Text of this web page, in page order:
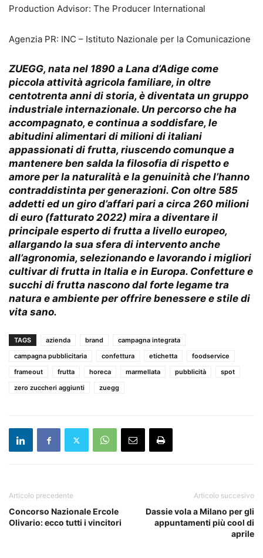
Production Advisor: The Producer International
Agenzia PR: INC – Istituto Nazionale per la Comunicazione
ZUEGG, nata nel 1890 a Lana d’Adige come
piccola attività agricola familiare, in oltre
centotrenta anni di storia, è diventata un gruppo
industriale internazionale. Un percorso che ha
accompagnato, e continua a soddisfare, le
abitudini alimentari di milioni di italiani
appassionati di frutta, riuscendo comunque a
mantenere ben salda la filosofia di rispetto e
amore per la naturalità e la genuinità che l’hanno
contraddistinta per generazioni. Con oltre 585
addetti ed un giro d’affari pari a circa 260 milioni
di euro (fatturato 2022) mira a diventare il
principale esperto di frutta a livello europeo,
allargando la sua sfera di intervento anche
all’agronomia, selezionando e lavorando i migliori
cultivar di frutta in Italia e in Europa. Confetture e
succhi di frutta nascono dal forte legame tra
natura e ambiente per offrire benessere e stile di
vita sano.
TAGS azienda brand
campagna integrata
campagna pubblicitaria
confettura etichetta
foodservice
frameout
frutta horeca marmellata pubblicità
spot
zero zuccheri aggiunti
zuegg
Articolo precedente
Concorso Nazionale Ercole
Olivario: ecco tutti i vincitori
Articolo succesivo
Dassie vola a Milano per gli
appuntamenti più cool di
aprile